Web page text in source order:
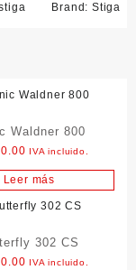
Brand: Stiga
Waldner 800
IVA incluido.
Leer más
302 CS
IVA incluido.